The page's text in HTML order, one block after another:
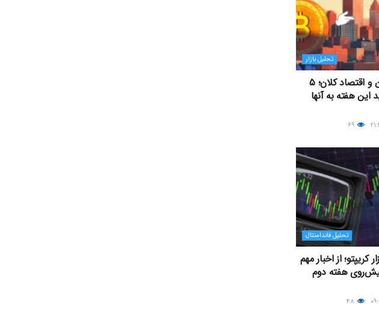
تحلیل بازار
جدال بیت کوین و اقتصاد کلان؛ ۵
این هفته به آنها
تحلیل فاندامنتال
از اخبار مهم
هفته دوم